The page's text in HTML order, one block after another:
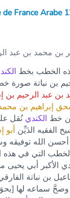
France Arabe
بن محمد بن عبد
الخطب بخط
بن نباتة صورة
عبد الرحيم بن
إبراهيم بن
خط الكندي نُقل
الفقيه الدَيِّن أبو
أحسن الله توفيقه
التي في هذه
الأكبر أبي يحيى
بن نباتة
سماعه لها